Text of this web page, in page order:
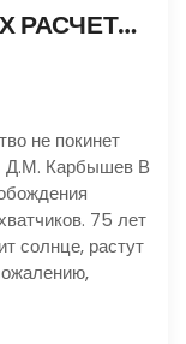
БССР В ЭКОНОМИЧЕСКИХ РАСЧЕТАХ ПЛАНА «ОСТ»
не покинет
Д.М. Карбышев В
75 лет
солнце, растут